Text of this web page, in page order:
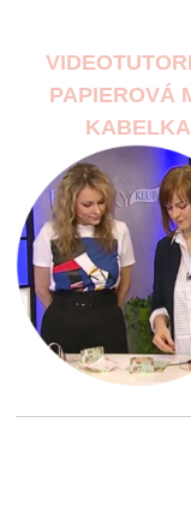
PAPIEROVÁ
KABELKA